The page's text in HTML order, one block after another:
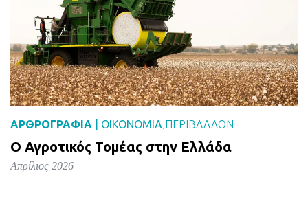
ΑΡΘΡΟΓΡΑΦΙΑ | ΟΙΚΟΝΟΜΙΑ, ΠΕΡΙΒΑΛΛΟΝ
Ο Αγροτικός Τομέας στην Ελλάδα
Απρίλιος 2026